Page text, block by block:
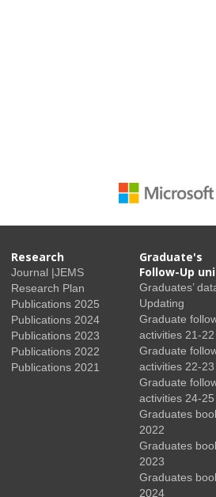
Research
Journal |JEMS
Research Plan
Publications 2025
Publications 2024
Publications 2023
Publications 2022
Publications 2021
Graduate's
Follow-Up
Graduates’
Updating
Graduate
activities 21-22
Graduate
activities 22-23
Graduate
activities 24-25
Graduates
2022
Graduates
2023
Graduates
2024